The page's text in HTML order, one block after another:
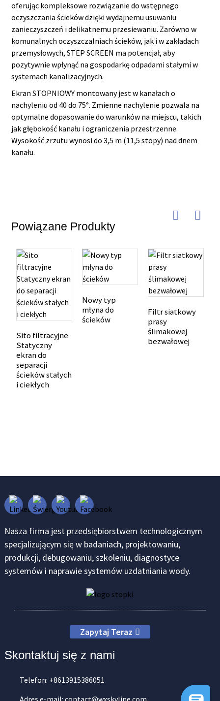
oferując kompleksowe rozwiązanie do wstępnego
oczyszczania ścieków dzięki wydajnemu usuwaniu
zanieczyszczeń i delikatnemu przesiewaniu. Zarówno w
komunalnych oczyszczalniach ścieków, jak i w zakładach
przemysłowych, STEP SCREEN ma potencjał, aby
pozytywnie wpłynąć na gospodarkę odpadami stałymi w
systemach kanalizacyjnych.
Ekran STOPNIOWY montowany jest w kanałach o
nachyleniu od 40 do 75°. Zmienne nachylenie pozwala na
optymalne dopasowanie do warunków na miejscu, takich
jak głębokość kanału i ograniczenia przestrzenne.
Wysokość zrzutu wynosi do 3,5 m (11,5 stopy) nad dnem
kanału.
Powiązane Produkty
Sito filtracyjne
Statyczny
ekran do
separacji
ścieków stałych
i ciekłych
Nowy typ
młyna do
ścieków
Filtr siatkowy
prasy
ślimakowej
bezwałowej
Nasza firma jest przedsiębiorstwem technologicznym
specjalizującym się w badaniach, projektowaniu,
produkcji, debugowaniu, szkoleniu, diagnostyce
systemów i naprawie systemów uzdatniania wody.
Zapytaj Teraz
Skontaktuj się z nami
Telefon: +8613915386051